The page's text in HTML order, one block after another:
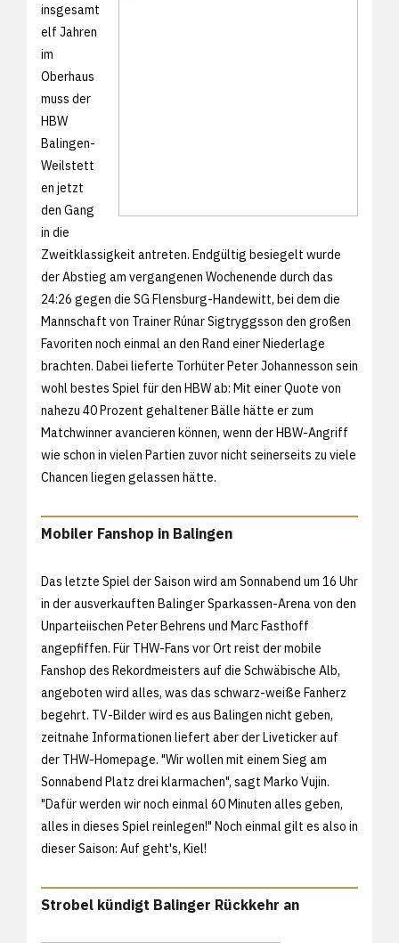
insgesamt
elf Jahren
im
Oberhaus
muss der
HBW
Balingen-
Weilstett
en jetzt
den Gang
in die
Zweitklassigkeit antreten. Endgültig besiegelt wurde
der Abstieg am vergangenen Wochenende durch das
24:26 gegen die SG Flensburg-Handewitt, bei dem die
Mannschaft von Trainer Rúnar Sigtryggsson den großen
Favoriten noch einmal an den Rand einer Niederlage
brachten. Dabei lieferte Torhüter Peter Johannesson sein
wohl bestes Spiel für den HBW ab: Mit einer Quote von
nahezu 40 Prozent gehaltener Bälle hätte er zum
Matchwinner avancieren können, wenn der HBW-Angriff
wie schon in vielen Partien zuvor nicht seinerseits zu viele
Chancen liegen gelassen hätte.
Mobiler Fanshop in Balingen
Das letzte Spiel der Saison wird am Sonnabend um 16 Uhr
in der ausverkauften Balinger Sparkassen-Arena von den
Unparteiischen Peter Behrens und Marc Fasthoff
angepfiffen. Für THW-Fans vor Ort reist der mobile
Fanshop des Rekordmeisters auf die Schwäbische Alb,
angeboten wird alles, was das schwarz-weiße Fanherz
begehrt. TV-Bilder wird es aus Balingen nicht geben,
zeitnahe Informationen liefert aber der Liveticker auf
der THW-Homepage. "Wir wollen mit einem Sieg am
Sonnabend Platz drei klarmachen", sagt Marko Vujin.
"Dafür werden wir noch einmal 60 Minuten alles geben,
alles in dieses Spiel reinlegen!" Noch einmal gilt es also in
dieser Saison: Auf geht's, Kiel!
Strobel kündigt Balinger Rückkehr an